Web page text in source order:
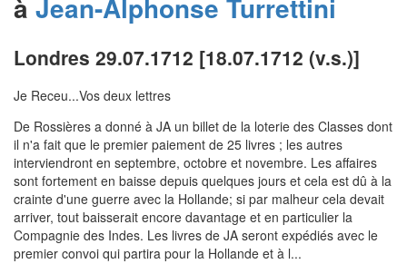
à Jean-Alphonse Turrettini
Londres 29.07.1712 [18.07.1712 (v.s.)]
Je Receu...Vos deux lettres
De Rossières a donné à JA un billet de la loterie des Classes dont
il n'a fait que le premier paiement de 25 livres ; les autres
interviendront en septembre, octobre et novembre. Les affaires
sont fortement en baisse depuis quelques jours et cela est dû à la
crainte d'une guerre avec la Hollande; si par malheur cela devait
arriver, tout baisserait encore davantage et en particulier la
Compagnie des Indes. Les livres de JA seront expédiés avec le
premier convoi qui partira pour la Hollande et à l...